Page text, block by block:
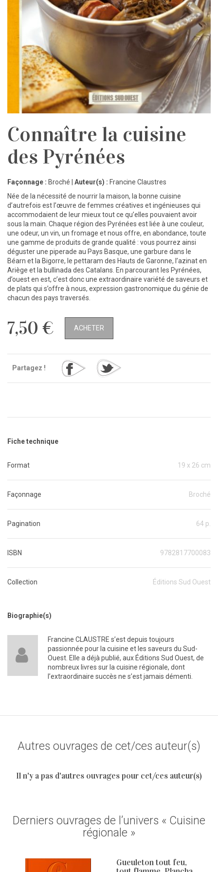
Connaître la cuisine
des Pyrénées
Façonnage : Broché | Auteur(s) : Francine Claustres
Née de la nécessité de nourrir la maison, la bonne cuisine
d’autrefois est l’œuvre de femmes créatives et ingénieuses qui
accommodaient de leur mieux tout ce qu’elles pouvaient avoir
sous la main. Chaque région des Pyrénées est liée à une couleur,
une odeur, un vin, un fromage et nous offre, en abondance, toute
une gamme de produits de grande qualité : vous pourrez ainsi
déguster une piperade au Pays Basque, une garbure dans le
Béarn et la Bigorre, le pettaram des Hauts de Garonne, l’azinat en
Ariège et la bullinada des Catalans. En parcourant les Pyrénées,
d’ouest en est, c’est donc une extraordinaire variété de saveurs et
de plats qui s’offre à nous, expression gastronomique du génie de
chacun des pays traversés.
7,50 € ACHETER
Partagez !
Fiche technique
Format 19 x 26 cm
Façonnage Broché
Pagination 64 p.
ISBN 9782817700083
Collection Éditions Sud Ouest
Biographie(s)
Francine CLAUSTRE s’est depuis toujours
passionnée pour la cuisine et les saveurs du Sud-
Ouest. Elle a déjà publié, aux Éditions Sud Ouest, de
nombreux livres sur la cuisine régionale, dont
l’extraordinaire succès ne s’est jamais démenti.
Autres ouvrages de cet/ces auteur(s)
Il n'y a pas d'autres ouvrages pour cet/ces auteur(s)
Derniers ouvrages de l’univers « Cuisine
régionale »
Gueuleton tout feu,